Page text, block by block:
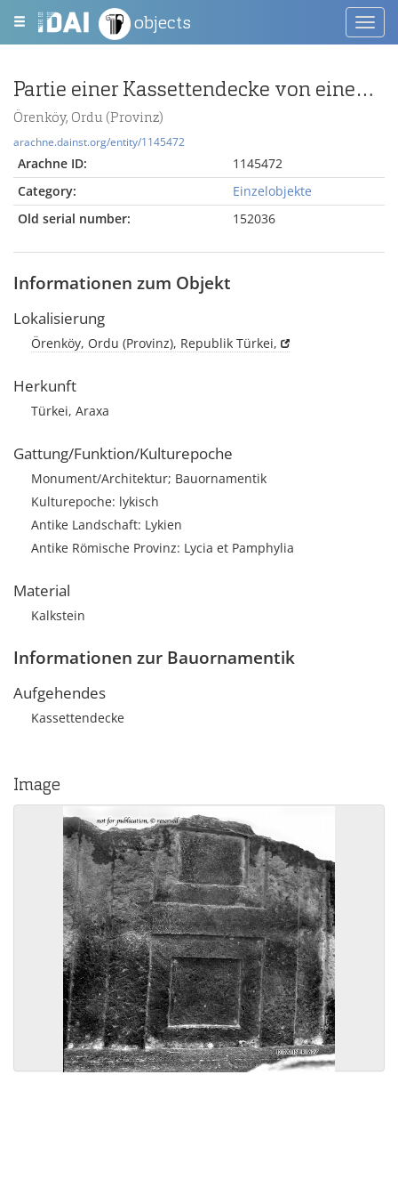
objects
Partie einer Kassettendecke von einem lykischen Felsgrab
Örenköy, Ordu (Provinz)
arachne.dainst.org/entity/1145472
Arachne ID:
1145472
Category:
Einzelobjekte
Old serial number:
152036
Informationen zum Objekt
Lokalisierung
Örenköy, Ordu (Provinz), Republik Türkei,
Herkunft
Türkei, Araxa
Gattung/Funktion/Kulturepoche
Monument/Architektur; Bauornamentik
Kulturepoche: lykisch
Antike Landschaft: Lykien
Antike Römische Provinz: Lycia et Pamphylia
Material
Kalkstein
Informationen zur Bauornamentik
Aufgehendes
Kassettendecke
Image